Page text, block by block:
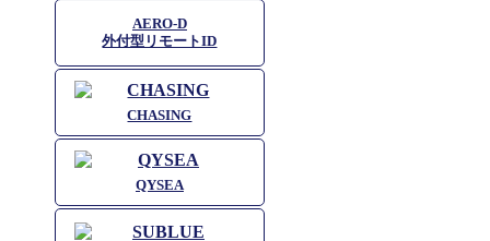
AERO-D
外付型リモートID
CHASING
QYSEA